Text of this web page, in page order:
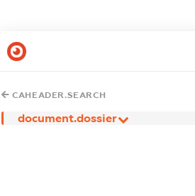
CAHEADER.SEARCH
document.dossier